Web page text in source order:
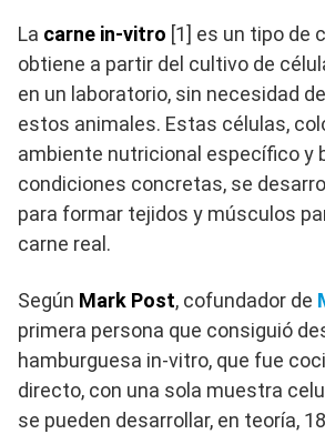
La carne in-vitro [1] es un tipo de
obtiene a partir del cultivo de
en un laboratorio, sin necesidad
estos animales. Estas células,
ambiente nutricional específico y
condiciones concretas, se
para formar tejidos y músculos
carne real.
Según Mark Post, cofundador de
primera persona que consiguió
hamburguesa in-vitro, que fue
directo, con una sola muestra
se pueden desarrollar, en teoría,